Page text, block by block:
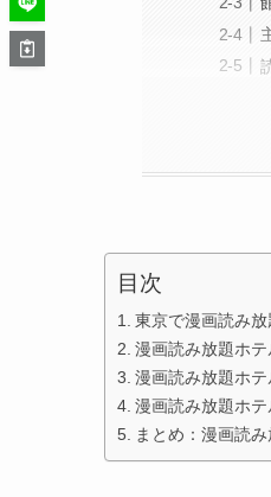
目次
東京で漫画読み
漫画読み放題ホ
漫画読み放題ホ
漫画読み放題ホ
まとめ：漫画読